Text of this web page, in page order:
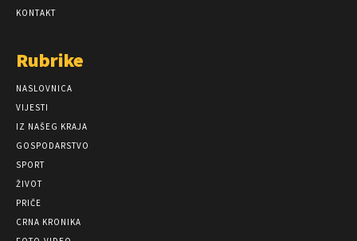
KONTAKT
Rubrike
NASLOVNICA
VIJESTI
IZ NAŠEG KRAJA
GOSPODARSTVO
SPORT
ŽIVOT
PRIČE
CRNA KRONIKA